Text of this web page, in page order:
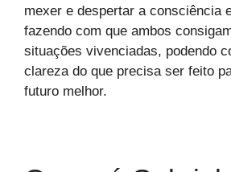
mexer e despertar a consciência
fazendo com que ambos
situações vivenciadas, podendo
clareza do que precisa ser feito
futuro melhor.